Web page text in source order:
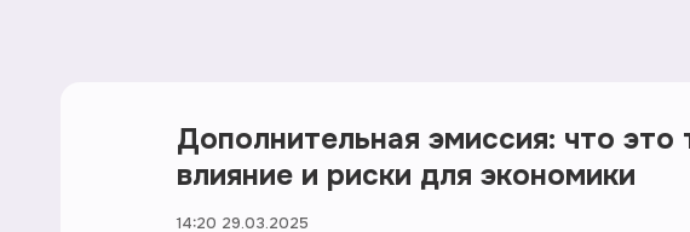
Дополнительная эмиссия: что это
влияние и риски для экономики
14:20 29.03.2025